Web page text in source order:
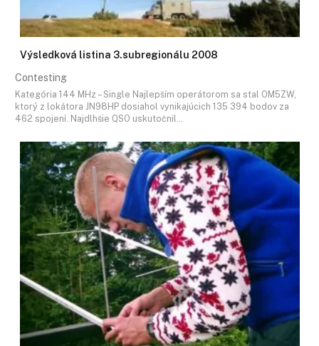
Výsledková listina 3.subregionálu 2008
Contesting
Kategória 144 MHz – Single Najlepším operátorom sa stal OM5ZW,
ktorý z lokátora JN98HP dosiahol vynikajúcich 135 394 bodov za
462 spojení. Najdlhšie QSO uskutočnil…